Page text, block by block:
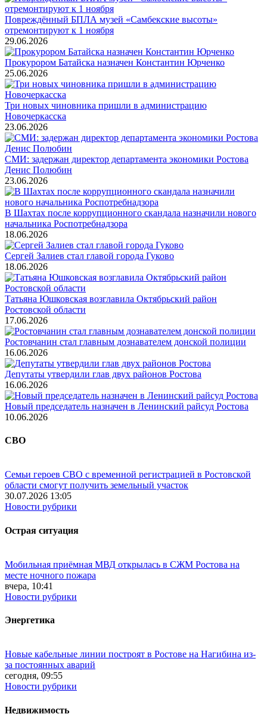
Повреждённый БПЛА музей «Самбекские высоты»
отремонтируют к 1 ноября
29.06.2026
Прокурором Батайска назначен Константин Юрченко
25.06.2026
Три новых чиновника пришли в администрацию
Новочеркасска
23.06.2026
СМИ: задержан директор департамента экономики Ростова
Денис Полюбин
23.06.2026
В Шахтах после коррупционного скандала назначили нового
начальника Роспотребнадзора
18.06.2026
Сергей Залиев стал главой города Гуково
18.06.2026
Татьяна Юшковская возглавила Октябрьский район
Ростовской области
17.06.2026
Ростовчанин стал главным дознавателем донской полиции
16.06.2026
Депутаты утвердили глав двух районов Ростова
16.06.2026
Новый председатель назначен в Ленинский райсуд Ростова
10.06.2026
СВО
Семьи героев СВО с временной регистрацией в Ростовской
области смогут получить земельный участок
30.07.2026 13:05
Новости рубрики
Острая ситуация
Мобильная приёмная МВД открылась в СЖМ Ростова на
месте ночного пожара
вчера, 10:41
Новости рубрики
Энергетика
Новые кабельные линии построят в Ростове на Нагибина из-
за постоянных аварий
сегодня, 09:55
Новости рубрики
Недвижимость